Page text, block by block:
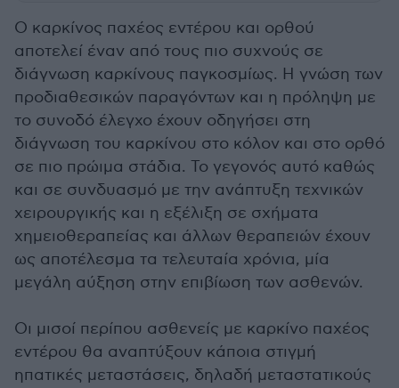
Ο καρκίνος παχέος εντέρου και ορθού
αποτελεί έναν από τους πιο συχνούς σε
διάγνωση καρκίνους παγκοσμίως. Η γνώση των
προδιαθεσικών παραγόντων και η πρόληψη με
το συνοδό έλεγχο έχουν οδηγήσει στη
διάγνωση του καρκίνου στο κόλον και στο ορθό
σε πιο πρώιμα στάδια. Το γεγονός αυτό καθώς
και σε συνδυασμό με την ανάπτυξη τεχνικών
χειρουργικής και η εξέλιξη σε σχήματα
χημειοθεραπείας και άλλων θεραπειών έχουν
ως αποτέλεσμα τα τελευταία χρόνια, μία
μεγάλη αύξηση στην επιβίωση των ασθενών.
Οι μισοί περίπου ασθενείς με καρκίνο παχέος
εντέρου θα αναπτύξουν κάποια στιγμή
ηπατικές μεταστάσεις, δηλαδή μεταστατικούς